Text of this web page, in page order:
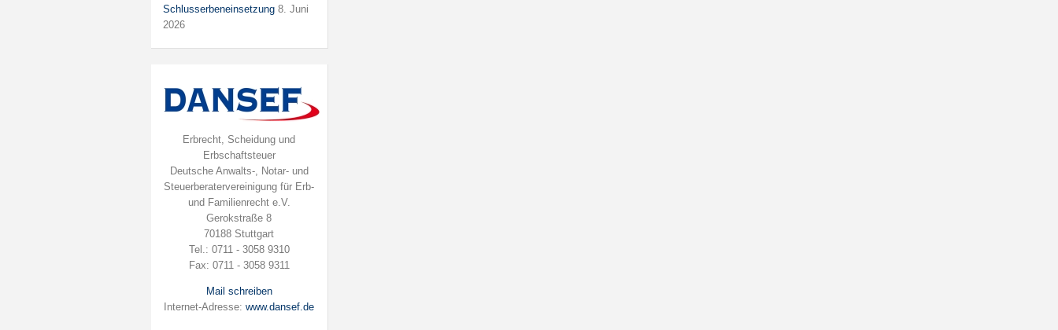
Schlusserbeneinsetzung 8. Juni
2026
Erbrecht, Scheidung und
Erbschaftsteuer
Deutsche Anwalts-, Notar- und
Steuerberatervereinigung für Erb-
und Familienrecht e.V.
Gerokstraße 8
70188 Stuttgart
Tel.: 0711 - 3058 9310
Fax: 0711 - 3058 9311
Mail schreiben
Internet-Adresse:www.dansef.de